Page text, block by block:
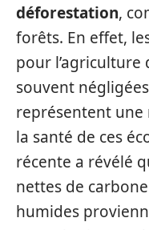
déforestation,
forêts. En effet,
pour l’agriculture
souvent
représentent une
la santé de ces
récente a révélé
nettes de
humides